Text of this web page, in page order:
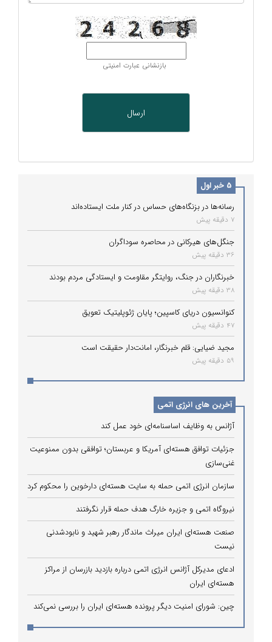
بازنشانی عبارت امنیتی
5 خبر اول
رسانه‌ها در بزنگاه‌های حساس در کنار ملت ایستاده‌اند
7 دقیقه پیش
جنگل‌های هیرکانی در محاصره سوداگران
36 دقیقه پیش
خبرنگاران در جنگ، روایتگر مقاومت و ایستادگی مردم بودند
38 دقیقه پیش
کنوانسیون دریای کاسپین؛ پایان ژئوپلیتیک تعویق
47 دقیقه پیش
مجید ضیایی: قلم خبرنگار، امانت‌دار حقیقت است
59 دقیقه پیش
آخرین های انرژی اتمی
آژانس به وظایف اساسنامه‌ای خود عمل کند
جزئیات توافق هسته‌ای آمریکا و عربستان؛ توافقی بدون ممنوعیت
غنی‌سازی
سازمان انرژی اتمی حمله به سایت هسته‌ای دارخوین را محکوم کرد
نیروگاه اتمی و جزیره خارگ هدف حمله قرار نگرفتند
صنعت هسته‌ای ایران میراث ماندگار رهبر شهید و نابودشدنی
نیست
ادعای مدیرکل آژانس انرژی اتمی درباره بازدید بازرسان از مراکز
هسته‌ای ایران
چین: شورای امنیت دیگر پرونده هسته‌ای ایران را بررسی نمی‌کند